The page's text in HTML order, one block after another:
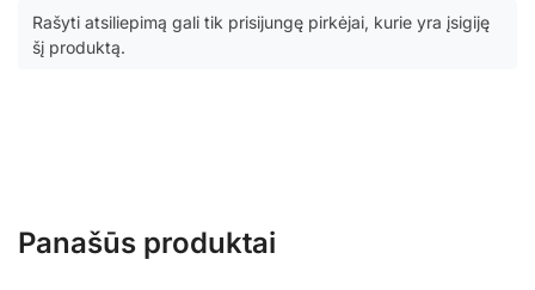
Rašyti atsiliepimą gali tik prisijungę pirkėjai, kurie yra įsigiję
šį produktą.
Panašūs produktai